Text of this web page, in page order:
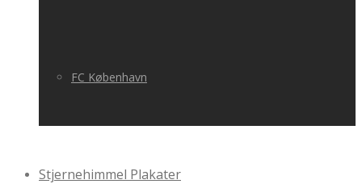
FC København
Stjernehimmel Plakater